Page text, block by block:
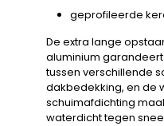
geprofileerde
De extra lange
aluminium
tussen verschillende
dakbedekking, en de
schuimafdichting
waterdicht tegen